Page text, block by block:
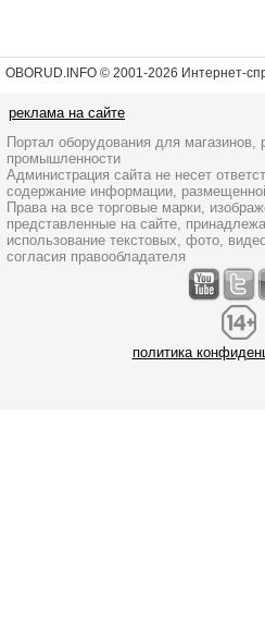
OBORUD.INFO © 2001-2026 Интернет-
реклама на сайте
Портал оборудования для магазинов,
промышленности
Администрация сайта не несет
содержание информации,
Права на все торговые марки,
представленные на сайте,
использование текстовых, фото,
согласия правообладателя
политика